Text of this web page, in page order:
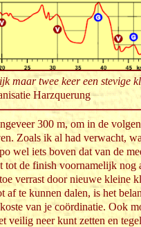
maar twee keer een stevige
Harzquerung
300 m, om in de
Zoals ik al had verwacht,
wel iets boven dat van de
tot de finish voornamelijk
verrast door nieuwe kleine
te kunnen dalen, is het
van je coördinatie. Ook
veilig neer kunt zetten en